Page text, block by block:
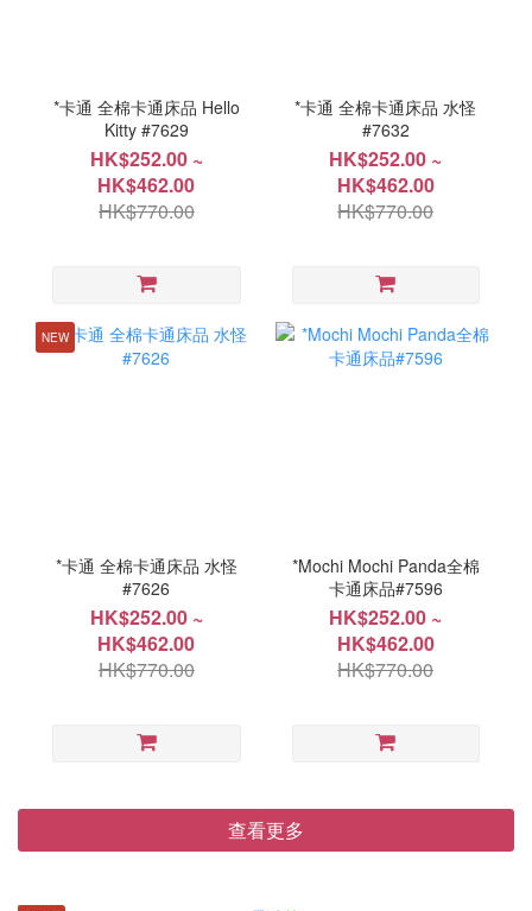
*卡通 全棉卡通床品 Hello
Kitty #7629
HK$252.00 ~
HK$462.00
HK$770.00
*卡通 全棉卡通床品 水怪
#7632
HK$252.00 ~
HK$462.00
HK$770.00
NEW
*卡通 全棉卡通床品 水怪
#7626
HK$252.00 ~
HK$462.00
HK$770.00
*Mochi Mochi Panda全棉
卡通床品#7596
HK$252.00 ~
HK$462.00
HK$770.00
查看更多